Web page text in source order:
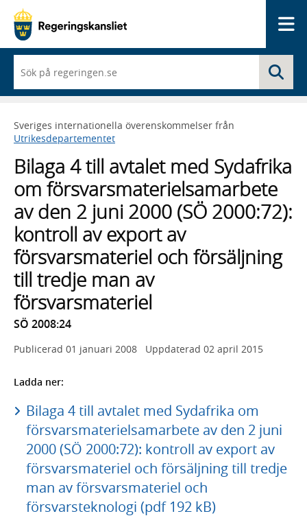
du
börjar
skriva
framträder
en
med
sökförslag
Sveriges internationella överenskommelser från
Utrikesdepartementet
Bilaga 4 till avtalet med Sydafrika
om försvarsmaterielsamarbete
av den 2 juni 2000 (SÖ 2000:72):
kontroll av export av
försvarsmateriel och försäljning
till tredje man av
försvarsmateriel
SÖ 2008:24
Publicerad 01 januari 2008 Uppdaterad 02 april 2015
Ladda ner:
Bilaga 4 till avtalet med Sydafrika om
försvarsmaterielsamarbete av den 2 juni
2000 (SÖ 2000:72): kontroll av export av
försvarsmateriel och försäljning till tredje
man av försvarsmateriel och
försvarsteknologi (pdf 192 kB)